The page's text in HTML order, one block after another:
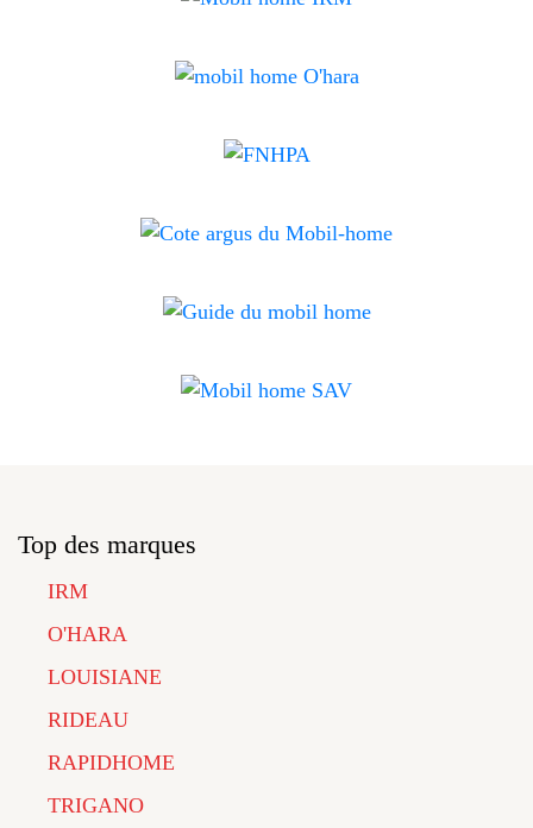
Top des marques
IRM
O'HARA
LOUISIANE
RIDEAU
RAPIDHOME
TRIGANO